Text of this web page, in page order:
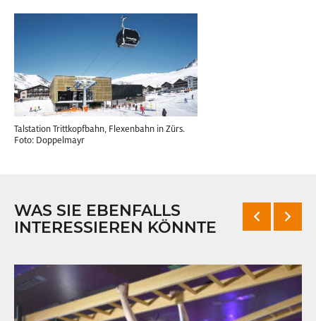
Talstation Trittkopfbahn, Flexenbahn in Zürs.
Foto: Doppelmayr
WAS SIE EBENFALLS
INTERESSIEREN KÖNNTE